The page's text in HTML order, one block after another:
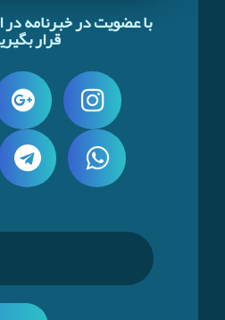
با عضویت در خبرنامه در
قرار